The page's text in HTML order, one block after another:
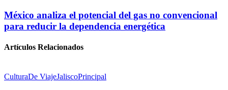
México analiza el potencial del gas no convencional
para reducir la dependencia energética
Artículos Relacionados
CulturaDe ViajeJaliscoPrincipal